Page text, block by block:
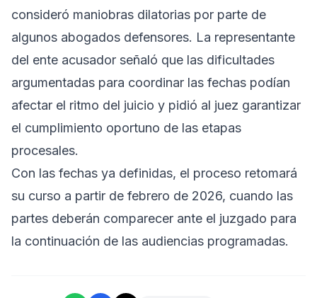
consideró maniobras dilatorias por parte de
algunos abogados defensores. La representante
del ente acusador señaló que las dificultades
argumentadas para coordinar las fechas podían
afectar el ritmo del juicio y pidió al juez garantizar
el cumplimiento oportuno de las etapas
procesales.
Con las fechas ya definidas, el proceso retomará
su curso a partir de febrero de 2026, cuando las
partes deberán comparecer ante el juzgado para
la continuación de las audiencias programadas.